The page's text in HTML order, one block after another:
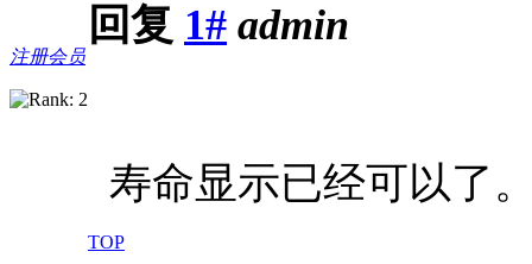
注册会员
回复 1# admin
寿命显示已经可以了
TOP